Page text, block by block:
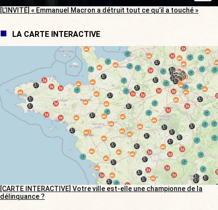
[L’INVITÉ] « Emmanuel Macron a détruit tout ce qu’il a touché »
LA CARTE INTERACTIVE
[CARTE INTERACTIVE] Votre ville est-elle une championne de la
délinquance ?